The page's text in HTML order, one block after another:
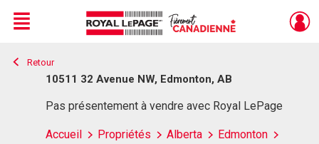
Live
En Direct
Menu
Retour
10511 32 Avenue NW, Edmonton, AB
Pas présentement à vendre avec Royal LePage
Accueil Propriétés Alberta
Edmonton